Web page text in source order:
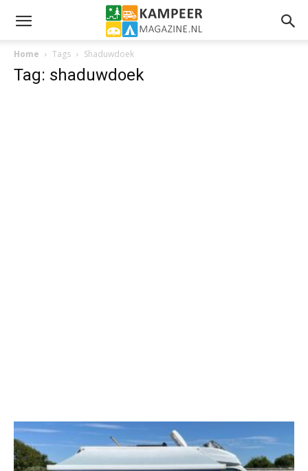
Home Tags Shaduwdoek
Tag: shaduwdoek